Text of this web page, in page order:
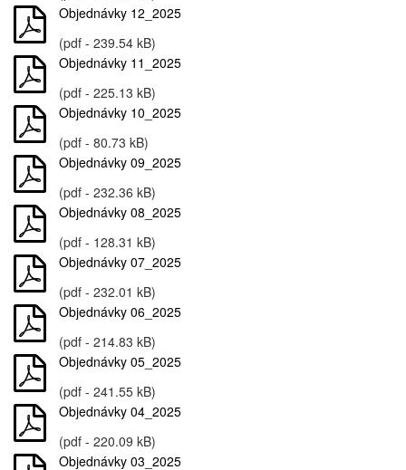
Objednávky 12_2025
(pdf - 239.54 kB)
Objednávky 11_2025
(pdf - 225.13 kB)
Objednávky 10_2025
(pdf - 80.73 kB)
Objednávky 09_2025
(pdf - 232.36 kB)
Objednávky 08_2025
(pdf - 128.31 kB)
Objednávky 07_2025
(pdf - 232.01 kB)
Objednávky 06_2025
(pdf - 214.83 kB)
Objednávky 05_2025
(pdf - 241.55 kB)
Objednávky 04_2025
(pdf - 220.09 kB)
Objednávky 03_2025